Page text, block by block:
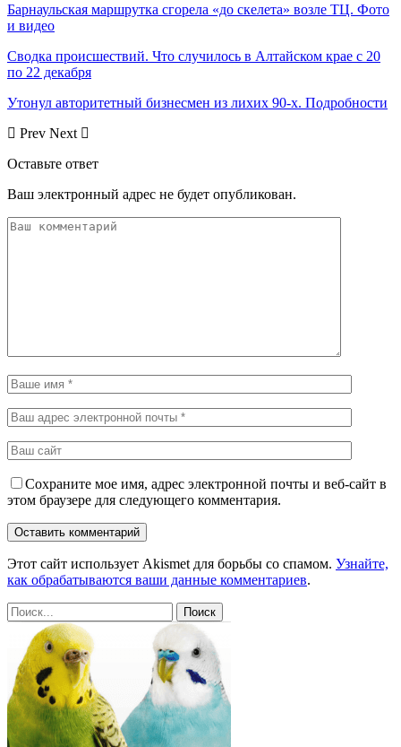
Барнаульская маршрутка сгорела «до скелета» возле ТЦ. Фото
и видео
Сводка происшествий. Что случилось в Алтайском крае с 20
по 22 декабря
Утонул авторитетный бизнесмен из лихих 90-х. Подробности
Prev Next
Оставьте ответ
Ваш электронный адрес не будет опубликован.
Сохраните мое имя, адрес электронной почты и веб-сайт в
этом браузере для следующего комментария.
Этот сайт использует Akismet для борьбы со спамом. Узнайте,
как обрабатываются ваши данные комментариев.